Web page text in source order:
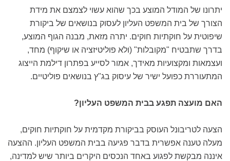
יתרונו של המודל המוצע בכך שהוא עשוי לצמצם את מידת
הצורך של בית המשפט העליון לעסוק בנושאים של ביקורת
שיפוטית על חוקתיות חוקים. יתרה מזאת, מבנה הגוף המוצע,
בדרך שתבטיח "מקובלות" (ולא פוליטיזציה או שיקוף) מחד,
ועצמאות ומקצועיות מאידך, אמור לסייע בפתרון דילמת הייצוג
המתעוררת כפועל ישיר של עיסוק בג"ץ בנושאים פוליטיים.
האם מועצה תפגע בבית המשפט העליון?
הצעה לטריבונל העוסק בביקורת מקדמית על חוקתיות חוקים,
מעלה טענה אפשרית בדבר פגיעה בבית המשפט העליון. ההצעה
איננה מבקשת לפגוע באחד הנכסים היקרים ביותר שיש למדינה,